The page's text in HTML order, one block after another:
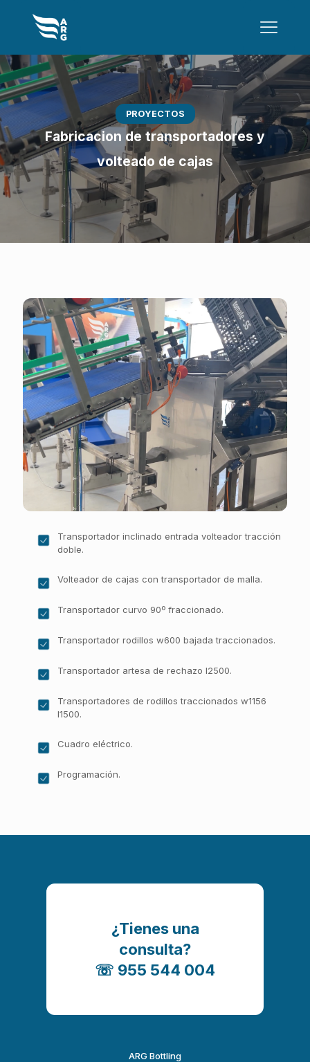
PROYECTOS
Fabricacion de transportadores y
volteado de cajas
Transportador inclinado entrada volteador tracción
doble.
Volteador de cajas con transportador de malla.
Transportador curvo 90º fraccionado.
Transportador rodillos w600 bajada traccionados.
Transportador artesa de rechazo l2500.
Transportadores de rodillos traccionados w1156
l1500.
Cuadro eléctrico.
Programación.
¿Tienes una
consulta?
☏ 955 544 004
ARG Bottling